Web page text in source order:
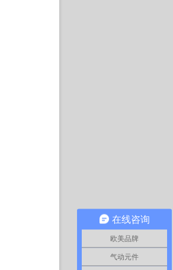
在线咨询
欧美品牌
气动元件